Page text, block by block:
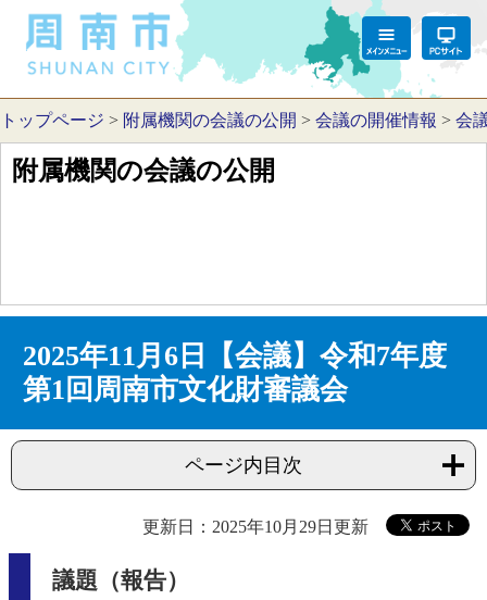
トップページ > 附属機関の会議の公開 > 会議の開催情報 > 会
附属機関の会議の公開
2025年11月6日【会議】令和7年度
第1回周南市文化財審議会
ページ内目次
更新日：2025年10月29日更新
議題（報告）